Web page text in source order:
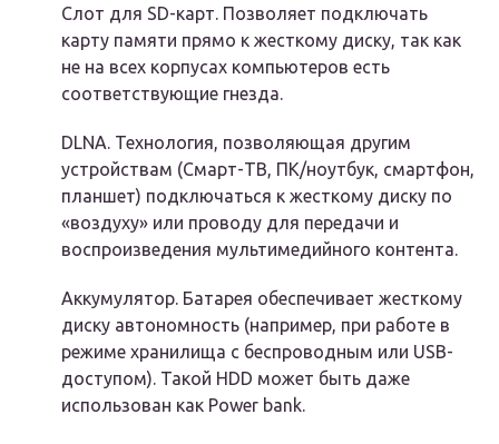
Слот для SD-карт. Позволяет подключать
карту памяти прямо к жесткому диску, так как
не на всех корпусах компьютеров есть
соответствующие гнезда.
DLNA. Технология, позволяющая другим
устройствам (Смарт-ТВ, ПК/ноутбук, смартфон,
планшет) подключаться к жесткому диску по
«воздуху» или проводу для передачи и
воспроизведения мультимедийного контента.
Аккумулятор. Батарея обеспечивает жесткому
диску автономность (например, при работе в
режиме хранилища с беспроводным или USB-
доступом). Такой HDD может быть даже
использован как Power bank.